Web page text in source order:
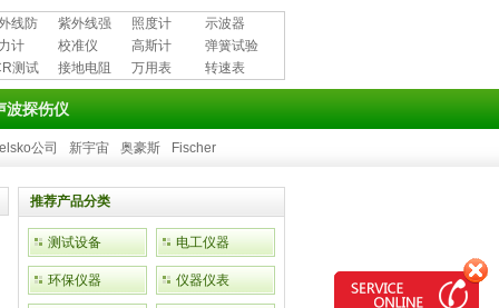
线防
品
紫外线强
度计
照度计
示波器
计
校准仪 高斯计
弹簧试验
机
测试
接地电阻
测试仪
万用表 转速表
波探伤仪
公司 新宇宙 奥豪斯 Fischer
推荐产品分类
测试设备 电工仪器
环保仪器 仪器仪表